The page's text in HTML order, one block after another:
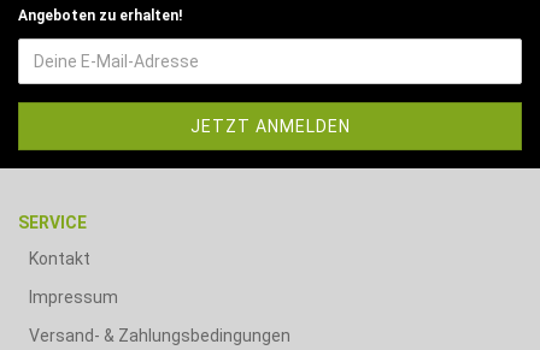
Angeboten zu erhalten!
SERVICE
Kontakt
Impressum
Versand- & Zahlungsbedingungen